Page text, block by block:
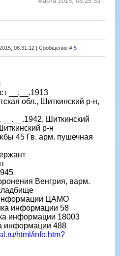
08:31:12 | Сообщение # 5
__.__.1913
обл., Шиткинский р-н,
Шиткинский
р-н
45 Гв. арм. пушечная
Венгрия, варм.
ЦАМО
информации 58
информации 18003
информации 488
html/info.htm?